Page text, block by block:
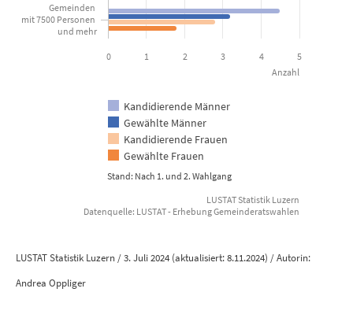
Stand: Nach 1. und 2. Wahlgang
Anzahl
Kandidierende Männer
Gewählte Männer
Kandidierende Frauen
Gewählte Frauen
0 1 2 3 4 5
Gemeinden
mit 7500 Personen
und mehr
LUSTAT Statistik Luzern
Datenquelle: LUSTAT - Erhebung Gemeinderatswahlen
LUSTAT Statistik Luzern / 3. Juli 2024 (aktualisiert: 8.11.2024) / Autorin:
Andrea Oppliger